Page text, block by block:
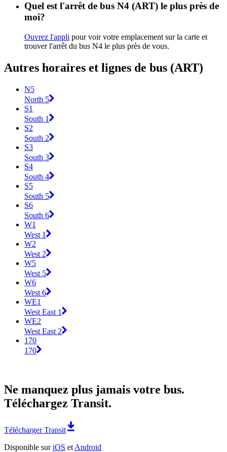
Quel est l'arrêt de bus N4 (ART) le plus près de
moi?
Ouvrez l'appli pour voir votre emplacement sur la carte et
trouver l'arrêt du bus N4 le plus près de vous.
Autres horaires et lignes de bus (ART)
N5
North 5
S1
South 1
S2
South 2
S3
South 3
S4
South 4
S5
South 5
S6
South 6
W1
West 1
W2
West 2
W5
West 5
W6
West 6
WE1
West East 1
WE2
West East 2
170
170
Ne manquez plus jamais votre bus.
Téléchargez Transit.
Télécharger Transit
Disponible suriOS et Android